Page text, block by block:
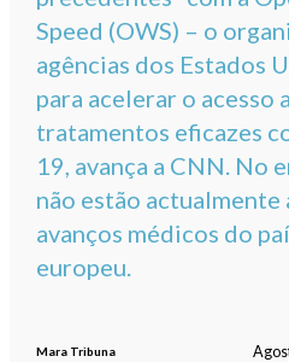
Speed (OWS) – o
agências dos Estados
para acelerar o acesso
tratamentos eficazes
19, avança a CNN. No
não estão actualmente
avanços médicos do
europeu.
Mara Tribuna